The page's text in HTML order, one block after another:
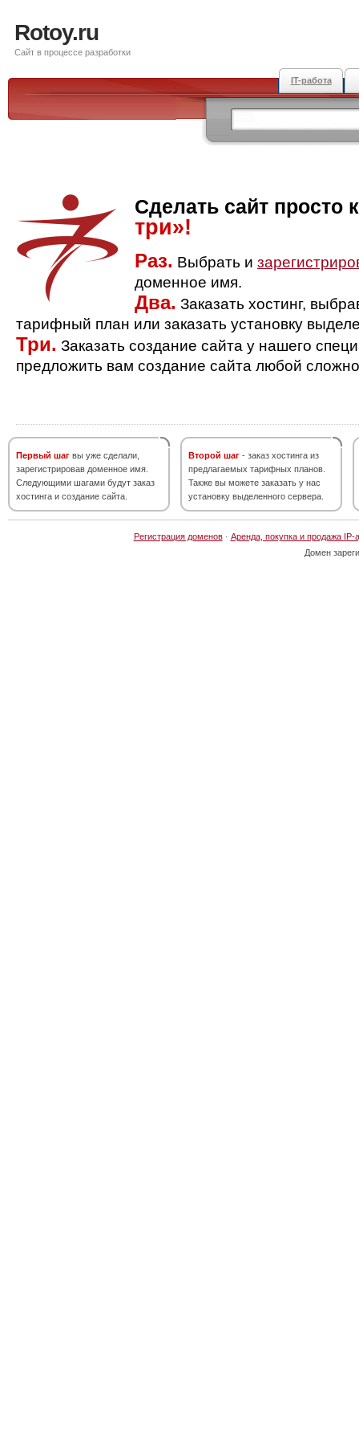
Rotoy.ru
Сайт в процессе разработки
IT-работа
Сделать сайт просто
три»!
Раз. Выбрать и
доменное имя.
Два. Заказать хостинг,
тарифный план или заказать установку
Три. Заказать создание сайта у нашего
предложить вам создание сайта любой
Первый шаг вы уже сделали,
зарегистрировав доменное имя.
Следующими шагами будут заказ
хостинга и создание сайта.
Второй шаг - заказ хостинга из
предлагаемых тарифных планов.
Также вы можете заказать у нас
установку выделенного сервера.
Регистрация доменов· Аренда, покупка и продажа IP-
Домен